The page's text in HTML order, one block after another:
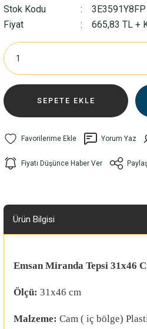
Stok Kodu
3E3591Y8FP
Fiyat
665,83 TL +
SEPETE EKLE
Yorum Yaz
Fiyatı Düşünce Haber Ver
Ürün Bilgisi
Emsan Miranda Tepsi 31x46
Ölçü: 31x46 cm
Malzeme: Cam ( iç bölge)